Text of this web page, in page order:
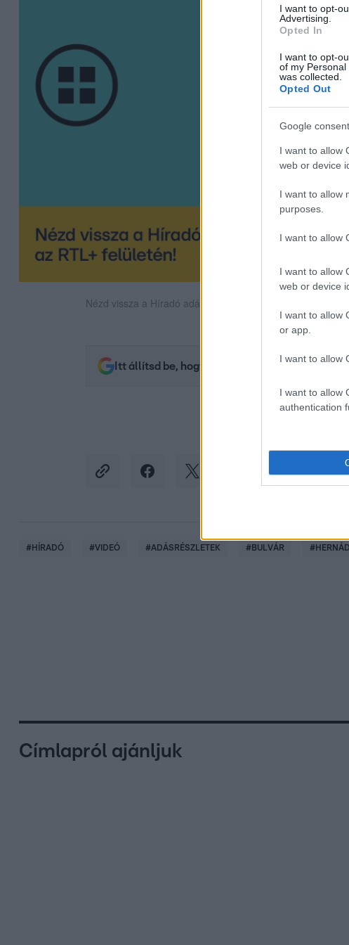
I want to opt-
Advertising.
Opted In
I want to opt-
of my
was collected.
Opted Out
Google
I want to allow
web or device
I want to allow
purposes.
I want to allow
I want to allow
web or device
I want to allow
or app.
I want to allow
I want to allow
authentication
Nézd vissza a Híradó adásait az RTL+ felületén!
Itt állítsd be, hogy az RTL.hu az elsők között
#HÍRADÓ #VIDEÓ #ADÁSRÉSZLETEK #BULVÁR #
Címlapról ajánljuk